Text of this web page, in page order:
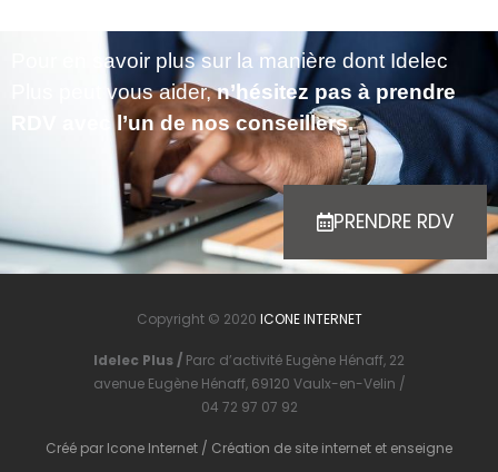
Pour en savoir plus sur la manière dont Idelec
Plus peut vous aider,n’hésitez pas à prendre
RDV avec l’un de nos conseillers.
PRENDRE RDV
Copyright © 2020 ICONE INTERNET
Idelec Plus / Parc d’activité Eugène Hénaff, 22
avenue Eugène Hénaff, 69120 Vaulx-en-Velin /
04 72 97 07 92
Créé par Icone Internet / Création de site internet et enseigne